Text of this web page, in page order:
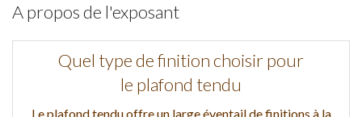
A propos de l'exposant
Quel type de finition choisir pour
le plafond tendu
Le plafond tendu offre un large éventail de finitions à la